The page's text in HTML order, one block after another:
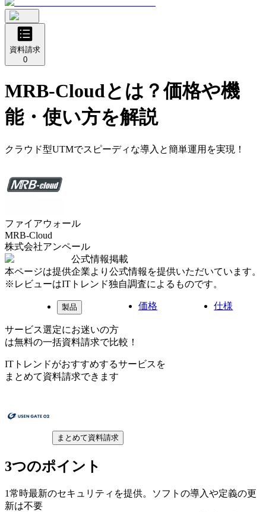
資料請求
0
MRB-Cloudとは？価格や機
能・使い方を解説
クラウド型UTMでスピーディな導入と簡単運用を実現！
ファイアウォール
MRB-Cloud
株式会社アンペール
公式情報掲載
本ページは提供企業より公式情報を提供いただいています。
※レビューはITトレンド独自調査によるものです。
製品 価格 仕様
サービス選定にお迷いの方
は無料の一括資料請求で比較！
ITトレンドがおすすめするサービスを
まとめて資料請求できます
まとめて資料請求
3つのポイント
1常時最新のセキュリティを提供。ソフトの導入や定義の更
新は不要